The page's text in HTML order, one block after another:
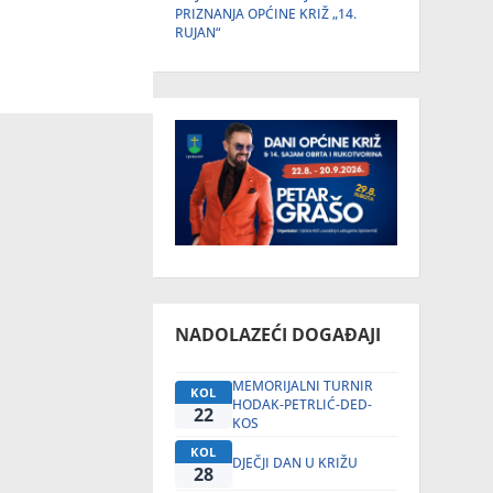
PRIZNANJA OPĆINE KRIŽ „14.
RUJAN“
NADOLAZEĆI DOGAĐAJI
KOL
22
MEMORIJALNI TURNIR
HODAK-PETRLIĆ-DED-
KOS
KOL
28 DJEČJI DAN U KRIŽU